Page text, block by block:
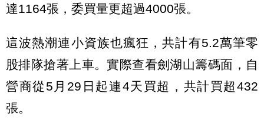
達1164張，委買量更超過4000張。
這波熱潮連小資族也瘋狂，共計有5.2萬筆零
股排隊搶著上車。實際查看劍湖山籌碼面，自
營商從5月29日起連4天買超，共計買超432
張。